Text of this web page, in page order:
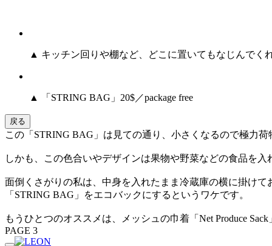
▲ キッチン回りや棚など、どこに置いてもなじんでくれ
▲ 「STRING BAG」20$／package free
戻る
この「STRING BAG」は見ての通り、小さくなるので極力
しかも、この色合いやデザインは果物や野菜などの食品を入
面倒くさがりの私は、中身を入れたまま冷蔵庫の横に掛け
「STRING BAG」をエコバックにするというワケです。
もうひとつのオススメは、メッシュの巾着「Net Produce
PAGE 3